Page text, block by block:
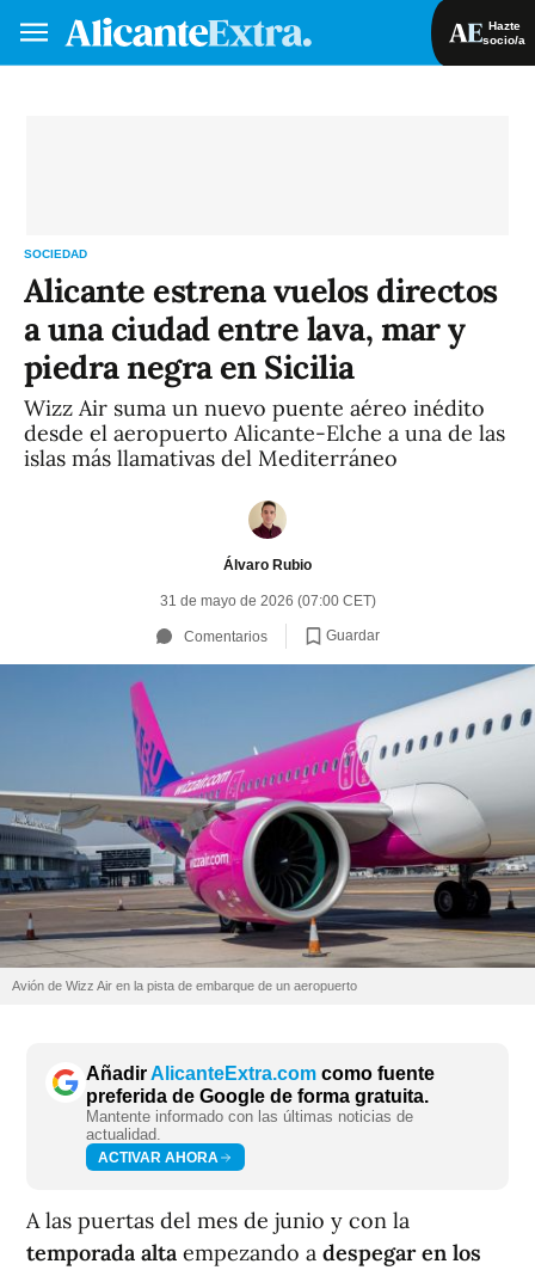
Hazte
socio/a
SOCIEDAD
Alicante estrena vuelos directos
a una ciudad entre lava, mar y
piedra negra en Sicilia
Wizz Air suma un nuevo puente aéreo inédito
desde el aeropuerto Alicante-Elche a una de las
islas más llamativas del Mediterráneo
Álvaro Rubio
31 de mayo de 2026 (07:00 CET)
Comentarios Guardar
Avión de Wizz Air en la pista de embarque de un aeropuerto
AñadirAlicanteExtra.com como fuente
preferida de Google de forma gratuita.
Mantente informado con las últimas noticias de
actualidad.
ACTIVAR AHORA
A las puertas del mes de junio y con la
temporada alta empezando a despegar en los